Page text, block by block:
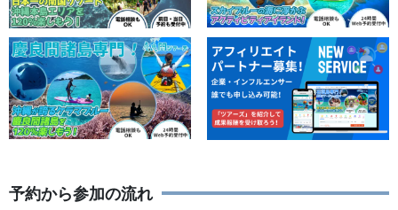
予約から参加の流れ